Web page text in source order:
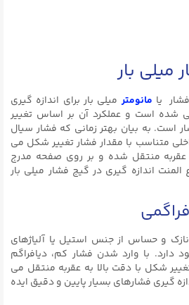
میلی بار
یا مانومتر میلی‌ بار برای اندازه‌ گیری
شده است و عملکرد آن بر اساس تغییر
است. به بیان بهتر زمانی که فشار سیال
متناسب با مقدار فشار تغییر شکل می‌
منتقل شده و بر روی صفحه مدرج
اندازه گیری در گیج فشار میلی بار
و حساس از جنس استیل یا آلیاژهای
دارد. با وارد شدن فشار کم، دیافراگم
شکل با دقت بالا به عقربه منتقل می‌
گیری فشارهای بسیار پایین و دقیق ایده‌